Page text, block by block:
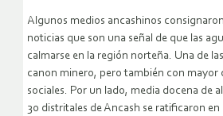
Algunos medios ancashinos
noticias que son una señal de que las
calmarse en la región norteña. Una de
canon minero, pero también con mayor
sociales. Por un lado, media docena de
30 distritales de Ancash se ratificaron